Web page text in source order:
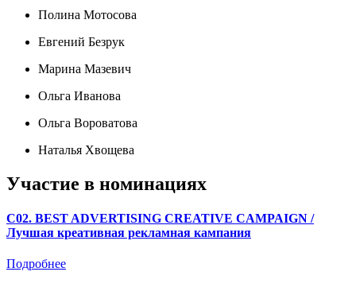
Полина Мотосова
Евгений Безрук
Марина Мазевич
Ольга Иванова
Ольга Вороватова
Наталья Хвощева
Участие в номинациях
C02. BEST ADVERTISING CREATIVE CAMPAIGN /
Лучшая креативная рекламная кампания
Подробнее